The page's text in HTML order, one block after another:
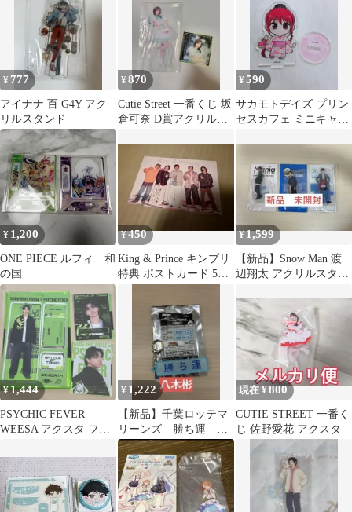
¥ 777
アイナナ 百 G4Y アク
リルスタンド
¥870
Cutie Street 一番くじ 坂
倉可奈 D賞アクリルス
¥590
サカモトデイズ プリン
セスカフェ ミニキャラ
¥ 1,200
ONE PIECE ルフィ 和
の国
¥450
King & Prince キンプリ
特典 ポストカード 5人
¥1,599
【新品】Snow Man 渡
辺翔太 アクリルスタン
¥1,444
PSYCHIC FEVER
WEESA アクスタ フォ
¥ 1,222
【新品】千葉ロッテマ
リーンズ 勝ち運 ア
クリルキーホルダー
八木彬
現在 ¥800
CUTIE STREET 一番く
じ 佐野愛花 アクスタ